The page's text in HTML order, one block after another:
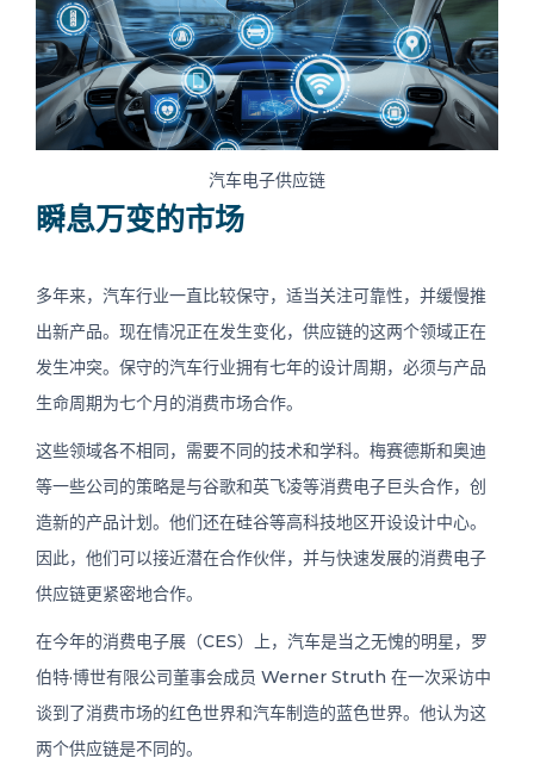
汽车电子供应链
瞬息万变的市场
多年来，汽车行业一直比较保守，适当关注可靠性，并缓慢推
出新产品。现在情况正在发生变化，供应链的这两个领域正在
发生冲突。保守的汽车行业拥有七年的设计周期，必须与产品
生命周期为七个月的消费市场合作。
这些领域各不相同，需要不同的技术和学科。梅赛德斯和奥迪
等一些公司的策略是与谷歌和英飞凌等消费电子巨头合作，创
造新的产品计划。他们还在硅谷等高科技地区开设设计中心。
因此，他们可以接近潜在合作伙伴，并与快速发展的消费电子
供应链更紧密地合作。
在今年的消费电子展（CES）上，汽车是当之无愧的明星，罗
伯特·博世有限公司董事会成员 Werner Struth 在一次采访中
谈到了消费市场的红色世界和汽车制造的蓝色世界。他认为这
两个供应链是不同的。